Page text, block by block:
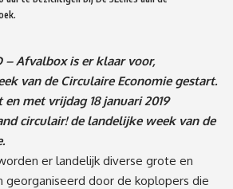
– Afvalbox is er klaar voor,
van de Circulaire Economie gestart.
en met vrijdag 18 januari 2019
circulair! de landelijke week van de
er landelijk diverse grote en
georganiseerd door de koplopers die